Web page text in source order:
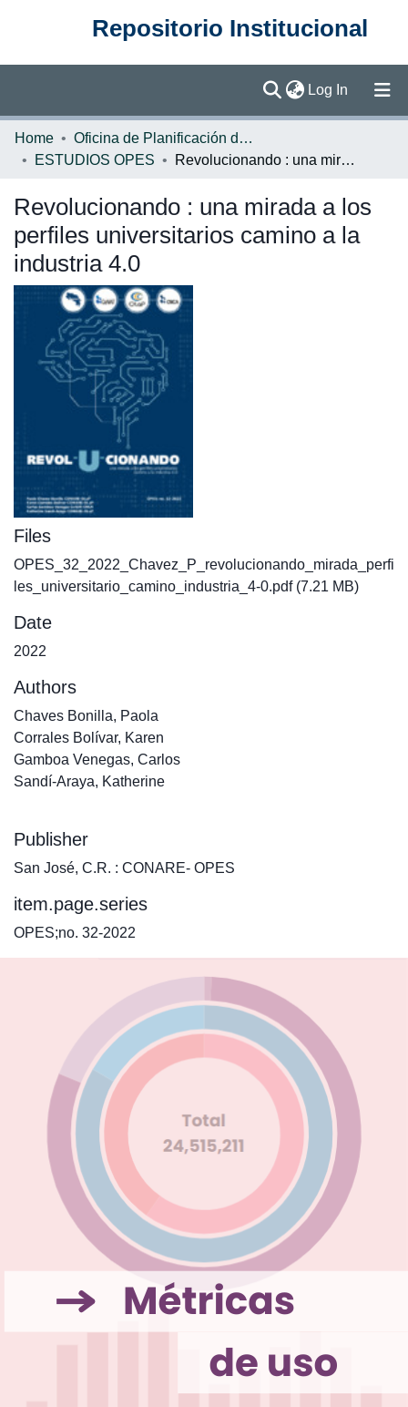
Repositorio Institucional
Log In (current)
Communities & Collections
Statistics
Home
Oficina de Planificación de la Educación Superior (OPES)
ESTUDIOS OPES
Revolucionando : una mirada a los perfiles universitarios camino a la industria 4.0
Revolucionando : una mirada a los
perfiles universitarios camino a la
industria 4.0
Files
OPES_32_2022_Chavez_P_revolucionando_mirada_perfi
les_universitario_camino_industria_4-0.pdf(7.21 MB)
Date
2022
Authors
Chaves Bonilla, Paola
Corrales Bolívar, Karen
Gamboa Venegas, Carlos
Sandí-Araya, Katherine
Publisher
San José, C.R. : CONARE- OPES
item.page.series
OPES;no. 32-2022